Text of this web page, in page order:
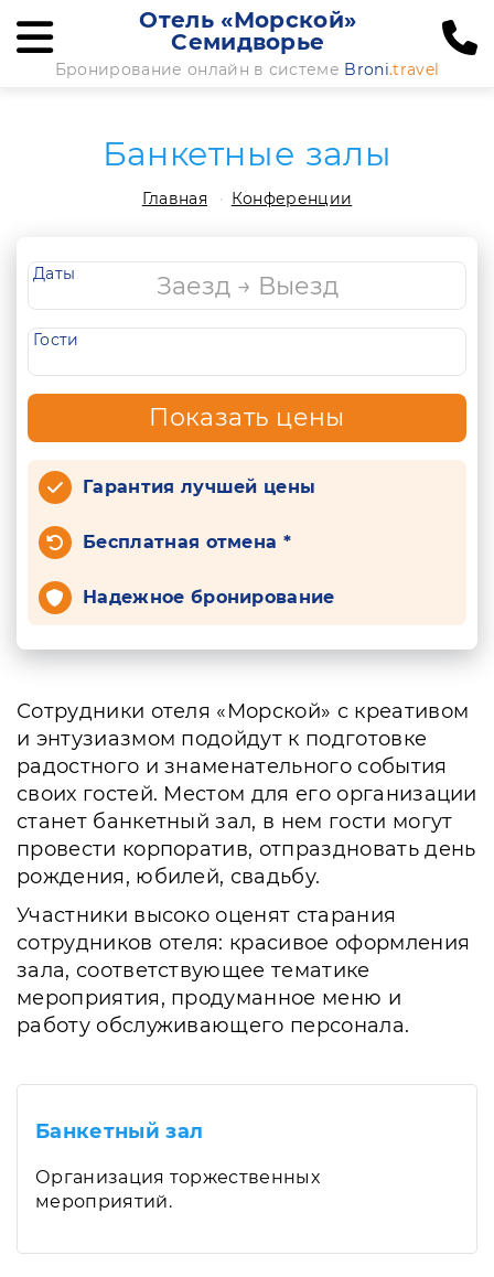
Отель «Морской»
Семидворье
Бронирование онлайн в системе Broni.travel
Банкетные залы
Главная Конференции
Даты
Гости
Показать цены
Гарантия лучшей цены
Бесплатная отмена *
Надежное бронирование
Сотрудники отеля «Морской» с креативом
и энтузиазмом подойдут к подготовке
радостного и знаменательного события
своих гостей. Местом для его организации
станет банкетный зал, в нем гости могут
провести корпоратив, отпраздновать день
рождения, юбилей, свадьбу.
Участники высоко оценят старания
сотрудников отеля: красивое оформления
зала, соответствующее тематике
мероприятия, продуманное меню и
работу обслуживающего персонала.
Банкетный зал
Организация торжественных
мероприятий.